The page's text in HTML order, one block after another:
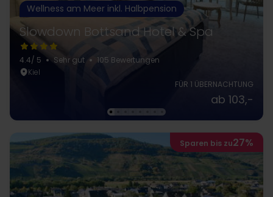
Wellness am Meer inkl. Halbpension
Slowdown Bottsand Hotel & Spa
4.4/ 5 Sehr gut
105 Bewertungen
Kiel
FÜR 1 ÜBERNACHTUNG
ab 103,-
Sparen bis zu27%